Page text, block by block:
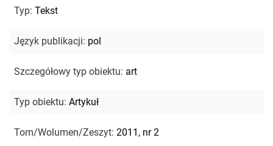
Typ: Tekst
Język publikacji: pol
Szczegółowy typ obiektu: art
Typ obiektu: Artykuł
Tom/Wolumen/Zeszyt: 2011, nr 2